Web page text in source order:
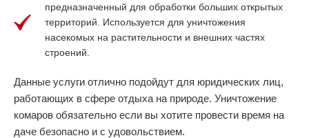
предназначенный для обработки больших открытых
территорий. Используется для уничтожения
насекомых на растительности и внешних частях
строений.
Данные услуги отлично подойдут для юридических лиц,
работающих в сфере отдыха на природе. Уничтожение
комаров обязательно если вы хотите провести время на
даче безопасно и с удовольствием.